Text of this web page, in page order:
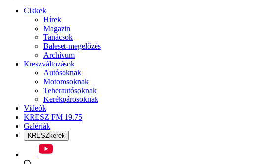
Cikkek
Hírek
Magazin
Tanácsok
Baleset-megelőzés
Archívum
Kreszváltozások
Autósoknak
Motorosoknak
Teherautósoknak
Kerékpárosoknak
Videók
KRESZ FM 19.75
Galériák
KRESZkerék